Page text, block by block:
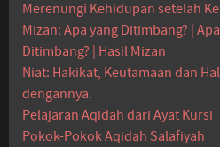
Merenungi Kehidupan setelah
Mizan: Apa yang Ditimbang? |
Ditimbang? | Hasil Mizan
Niat: Hakikat, Keutamaan dan
dengannya.
Pelajaran Aqidah dari Ayat Kursi
Pokok-Pokok Aqidah Salafiyah